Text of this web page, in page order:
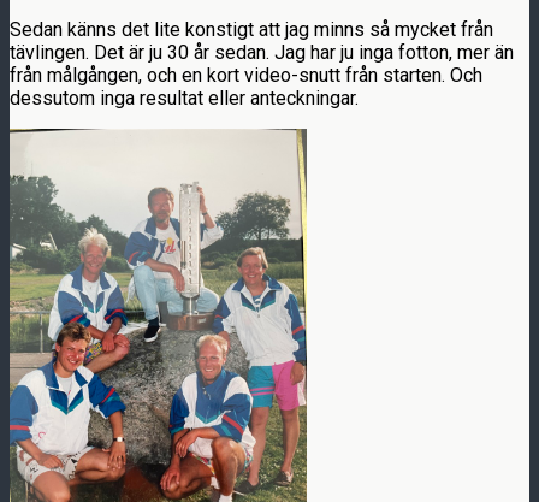
Sedan känns det lite konstigt att jag minns så mycket från
tävlingen. Det är ju 30 år sedan. Jag har ju inga fotton, mer än
från målgången, och en kort video-snutt från starten. Och
dessutom inga resultat eller anteckningar.